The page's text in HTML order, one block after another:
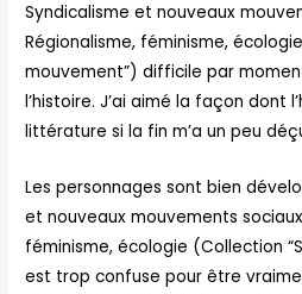
Syndicalisme et nouveaux
Régionalisme, féminisme,
mouvement”) difficile par
l’histoire. J’ai aimé la façon dont
littérature si la fin m’a un peu
Les personnages sont bien
et nouveaux mouvements
féminisme, écologie (Collection
est trop confuse pour être